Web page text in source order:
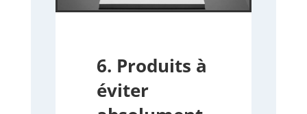
6. Produits à
éviter